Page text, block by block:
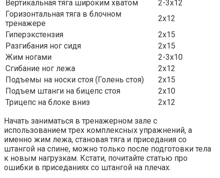
Вертикальная тяга широким хватом
2-3х12
Горизонтальная тяга в блочном
тренажере
2х12
Гиперэкстензия
2х15
Разгибания ног сидя
2х15
Жим ногами
2-3х10
Сгибание ног лежа
2х12
Подъемы на носки стоя (Голень стоя)
2х15
Подъем штанги на бицепс стоя
2х10
Трицепс на блоке вниз
2х12
Начать заниматься в тренажерном зале с
использованием трех комплексных упражнений, а
именно жим лежа, становая тяга и приседания со
штангой на спине, можно только после подготовки тела
к новым нагрузкам. Кстати, почитайте статью про
ошибки в приседаниях со штангой на плечах.